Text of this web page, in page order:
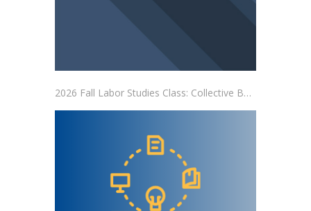
2026 Fall Labor Studies Class: Collective Bargaining